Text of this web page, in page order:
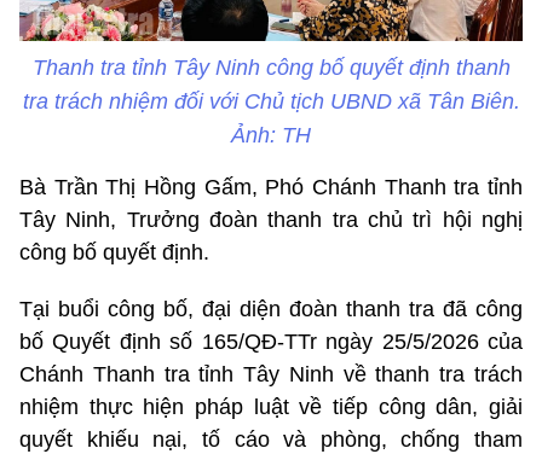
Thanh tra tỉnh Tây Ninh công bố quyết định thanh
tra trách nhiệm đối với Chủ tịch UBND xã Tân Biên.
Ảnh: TH
Bà Trần Thị Hồng Gấm, Phó Chánh Thanh tra tỉnh
Tây Ninh, Trưởng đoàn thanh tra chủ trì hội nghị
công bố quyết định.
Tại buổi công bố, đại diện đoàn thanh tra đã công
bố Quyết định số 165/QĐ-TTr ngày 25/5/2026 của
Chánh Thanh tra tỉnh Tây Ninh về thanh tra trách
nhiệm thực hiện pháp luật về tiếp công dân, giải
quyết khiếu nại, tố cáo và phòng, chống tham